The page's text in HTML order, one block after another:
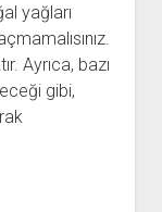
yağları
Ayrıca, bazı
gibi,